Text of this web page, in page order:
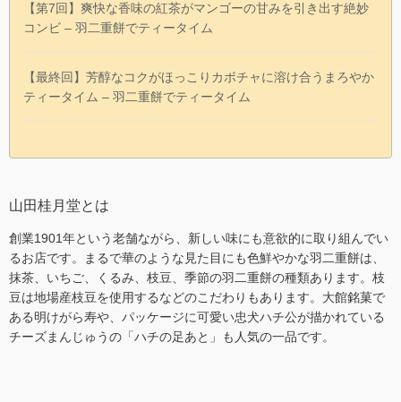
【第7回】爽快な香味の紅茶がマンゴーの甘みを引き出す絶妙
コンビ – 羽二重餅でティータイム
【最終回】芳醇なコクがほっこりカボチャに溶け合うまろやか
ティータイム – 羽二重餅でティータイム
山田桂月堂とは
創業1901年という老舗ながら、新しい味にも意欲的に取り組んでい
るお店です。まるで華のような見た目にも色鮮やかな羽二重餅は、
抹茶、いちご、くるみ、枝豆、季節の羽二重餅の種類あります。枝
豆は地場産枝豆を使用するなどのこだわりもあります。大館銘菓で
ある明けがら寿や、パッケージに可愛い忠犬ハチ公が描かれている
チーズまんじゅうの「ハチの足あと」も人気の一品です。